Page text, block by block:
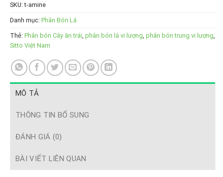
SKU:t-amine
Danh mục: Phân Bón Lá
Thẻ: Phân bón Cây ăn trái phân bón lá vi lượng phân bón trung vi lượng
Sitto Việt Nam
MÔ TẢ
THÔNG TIN BỔ SUNG
ĐÁNH GIÁ (0)
BÀI VIẾT LIÊN QUAN